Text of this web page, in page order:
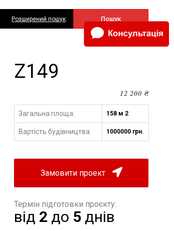
Пошук
Розширений пошук
Z149
12 200₴
Загальна площа: 158 м 2
Вартість будівництва: 1000000 грн.
Замовити проект
Термін підготовки проєкту:
від 2 до 5 днів